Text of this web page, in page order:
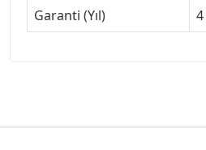
Garanti (Yıl)
4